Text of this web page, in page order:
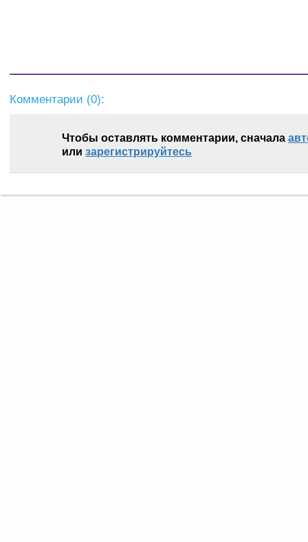
Комментарии (0):
Чтобы оставлять комментарии, сначала
или зарегистрируйтесь